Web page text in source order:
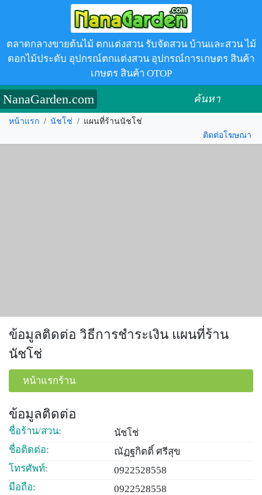
ตลาดกลางขายต้นไม้ ตกแต่งสวน รับจัดสวน บ้านและสวน ไม้
ดอกไม้ประดับ อุปกรณ์ตกแต่งสวน อุปกรณ์การเกษตร สินค้า
เกษตร สินค้า OTOP
NanaGarden.com ค้นหา
หน้าแรก / นัชโช่ / แผนที่ร้านนัชโช่
ติดต่อโฆษณา
ข้อมูลติดต่อ วิธีการชำระเงิน แผนที่ร้าน
นัชโช่
หน้าแรกร้าน
ข้อมูลติดต่อ
ชื่อร้าน/สวน:
นัชโช่
ชื่อติดต่อ:
ณัฏฐกิตติ์ ศรีสุข
โทรศัพท์:
0922528558
มือถือ:
0922528558